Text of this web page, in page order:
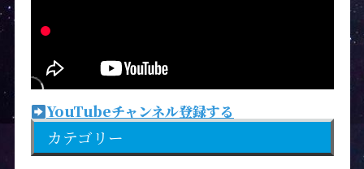
YouTubeチャンネル登録する
カテゴリー